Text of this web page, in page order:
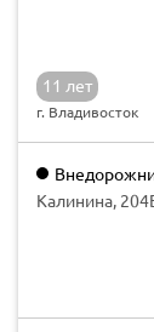
11 лет
г. Владивосток
Калинина,